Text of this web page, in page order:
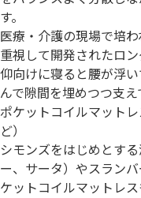
す。
医療・介護の現場で培
重視して開発されたロ
仰向けに寝ると腰が浮
んで隙間を埋めつつ支え
ポケットコイルマット
ど）
シモンズをはじめとす
ー、サータ）やスラン
ケットコイルマットレ